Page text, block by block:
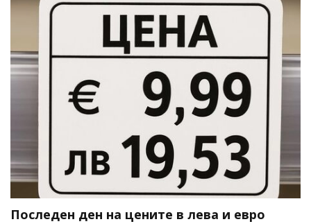
Последен ден на цените в лева и евро